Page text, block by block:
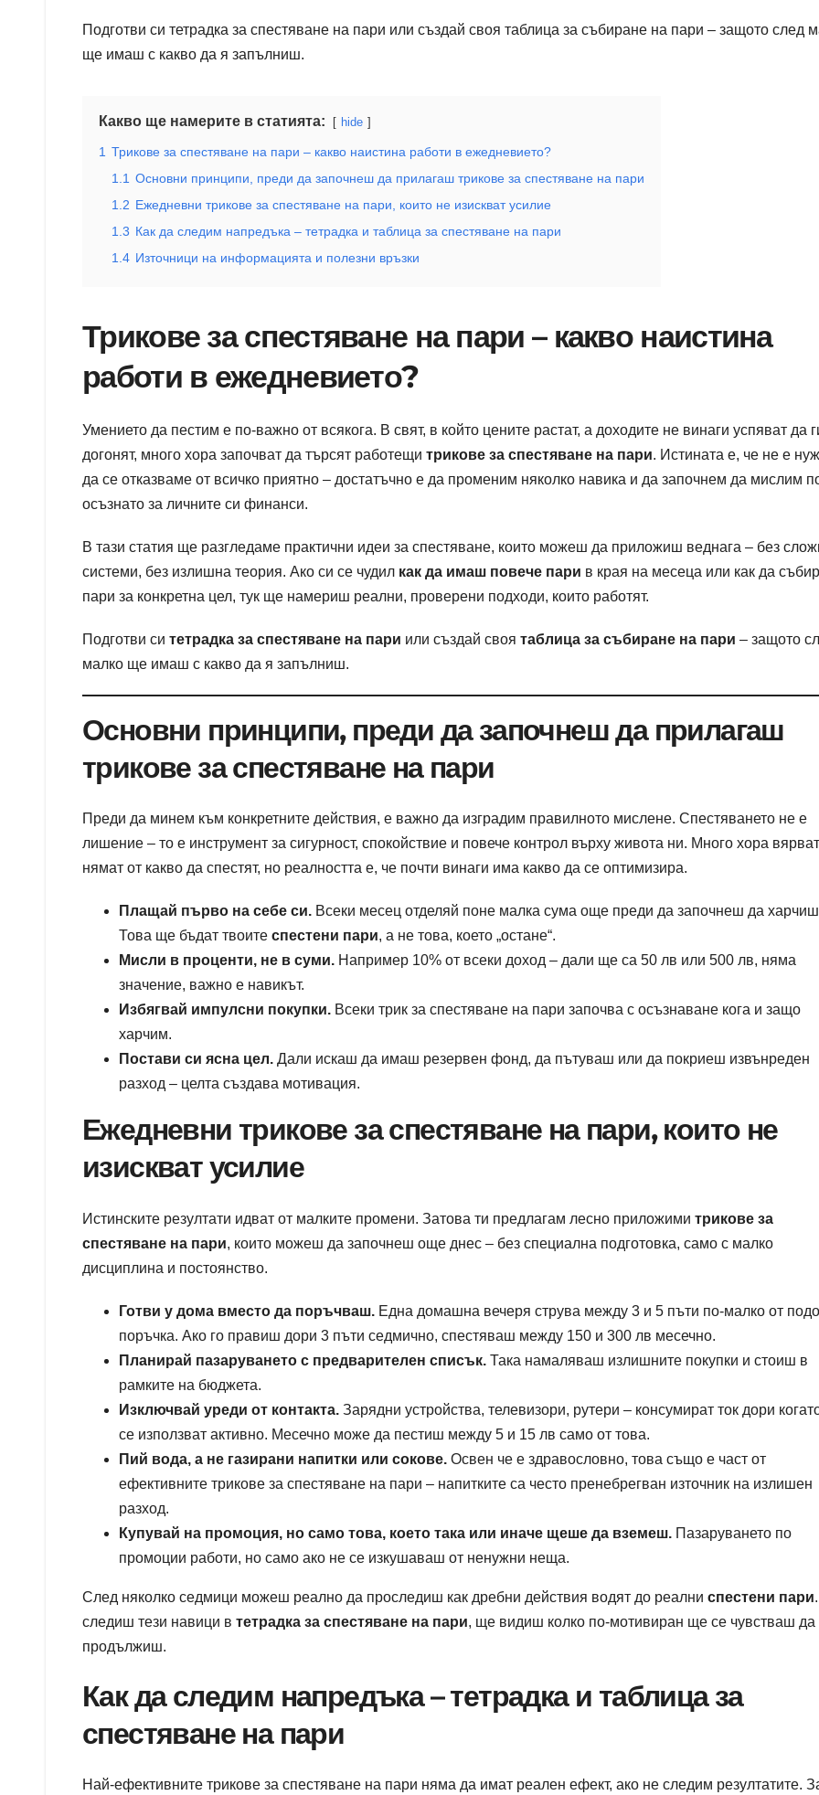
Подготви си тетрадка за спестяване на пари или създай своя таблица за събиране на пари – защото след
ще имаш с какво да я запълниш.
Какво ще намерите в статията: hide
1 Трикове за спестяване на пари – какво наистина работи в ежедневието?
1.1 Основни принципи, преди да започнеш да прилагаш трикове за спестяване на пари
1.2 Ежедневни трикове за спестяване на пари, които не изискват усилие
1.3 Как да следим напредъка – тетрадка и таблица за спестяване на пари
1.4 Източници на информацията и полезни връзки
Трикове за спестяване на пари – какво наистина
работи в ежедневието?
Умението да пестим е по-важно от всякога. В свят, в който цените растат, а доходите не винаги успяват да
догонят, много хора започват да търсят работещи трикове за спестяване на пари. Истината е, че не е
да се отказваме от всичко приятно – достатъчно е да променим няколко навика и да започнем да мислим
осъзнато за личните си финанси.
В тази статия ще разгледаме практични идеи за спестяване, които можеш да приложиш веднага – без
системи, без излишна теория. Ако си се чудил как да имаш повече пари в края на месеца или как да
пари за конкретна цел, тук ще намериш реални, проверени подходи, които работят.
Подготви си тетрадка за спестяване на пари или създай своя таблица за събиране на пари – защото
малко ще имаш с какво да я запълниш.
Основни принципи, преди да започнеш да прилагаш
трикове за спестяване на пари
Преди да минем към конкретните действия, е важно да изградим правилното мислене. Спестяването не е
лишение – то е инструмент за сигурност, спокойствие и повече контрол върху живота ни. Много хора
нямат от какво да спестят, но реалността е, че почти винаги има какво да се оптимизира.
Плащай първо на себе си. Всеки месец отделяй поне малка сума още преди да започнеш да
Това ще бъдат твоите спестени пари, а не това, което „остане“.
Мисли в проценти, не в суми. Например 10% от всеки доход – дали ще са 50 лв или 500 лв, няма
значение, важно е навикът.
Избягвай импулсни покупки. Всеки трик за спестяване на пари започва с осъзнаване кога и защо
харчим.
Постави си ясна цел. Дали искаш да имаш резервен фонд, да пътуваш или да покриеш извънреден
разход – целта създава мотивация.
Ежедневни трикове за спестяване на пари, които не
изискват усилие
Истинските резултати идват от малките промени. Затова ти предлагам лесно приложими трикове за
спестяване на пари, които можеш да започнеш още днес – без специална подготовка, само с малко
дисциплина и постоянство.
Готви у дома вместо да поръчваш. Една домашна вечеря струва между 3 и 5 пъти по-малко от
поръчка. Ако го правиш дори 3 пъти седмично, спестяваш между 150 и 300 лв месечно.
Планирай пазаруването с предварителен списък. Така намаляваш излишните покупки и стоиш в
рамките на бюджета.
Изключвай уреди от контакта. Зарядни устройства, телевизори, рутери – консумират ток дори
се използват активно. Месечно може да пестиш между 5 и 15 лв само от това.
Пий вода, а не газирани напитки или сокове. Освен че е здравословно, това също е част от
ефективните трикове за спестяване на пари – напитките са често пренебрегван източник на излишен
разход.
Купувай на промоция, но само това, което така или иначе щеше да вземеш. Пазаруването по
промоции работи, но само ако не се изкушаваш от ненужни неща.
След няколко седмици можеш реално да проследиш как дребни действия водят до реални спестени пари
следиш тези навици в тетрадка за спестяване на пари, ще видиш колко по-мотивиран ще се чувстваш да
продължиш.
Как да следим напредъка – тетрадка и таблица за
спестяване на пари
Най-ефективните трикове за спестяване на пари няма да имат реален ефект, ако не следим резултатите.